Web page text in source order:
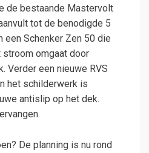
de bestaande Mastervolt
tot de benodigde 5
een Schenker Zen 50 die
omgaat door
Verder een nieuwe RVS
het schilderwerk is
antislip op het dek.
De planning is nu rond